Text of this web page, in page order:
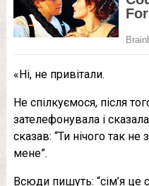
«Ні, не привітали.
Не спілкуємося, після
зателефонувала і
сказав: “Ти нічого так не
мене”.
Всюди пишуть: “сім’я